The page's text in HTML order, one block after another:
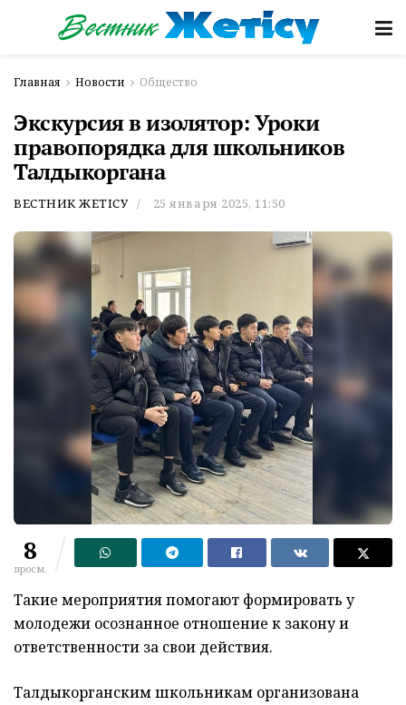
Главная Новости Общество
Экскурсия в изолятор: Уроки
правопорядка для школьников
Талдыкоргана
ВЕСТНИК ЖЕТІСУ 25 января 2025, 11:50
8
просм.
Такие мероприятия помогают формировать у
молодежи осознанное отношение к закону и
ответственности за свои действия.
Талдыкорганским школьникам организована